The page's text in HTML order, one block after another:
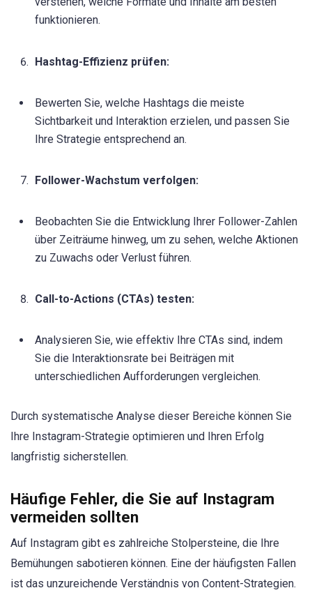
funktionieren.
Hashtag-Effizienz prüfen:
Bewerten Sie, welche Hashtags die meiste
Sichtbarkeit und Interaktion erzielen, und passen Sie
Ihre Strategie entsprechend an.
Follower-Wachstum verfolgen:
Beobachten Sie die Entwicklung Ihrer Follower-Zahlen
über Zeiträume hinweg, um zu sehen, welche Aktionen
zu Zuwachs oder Verlust führen.
Call-to-Actions (CTAs) testen:
Analysieren Sie, wie effektiv Ihre CTAs sind, indem
Sie die Interaktionsrate bei Beiträgen mit
unterschiedlichen Aufforderungen vergleichen.
Durch systematische Analyse dieser Bereiche können Sie
Ihre Instagram-Strategie optimieren und Ihren Erfolg
langfristig sicherstellen.
Häufige Fehler, die Sie auf Instagram
vermeiden sollten
Auf Instagram gibt es zahlreiche Stolpersteine, die Ihre
Bemühungen sabotieren können. Eine der häufigsten Fallen
ist das unzureichende Verständnis von Content-Strategien.